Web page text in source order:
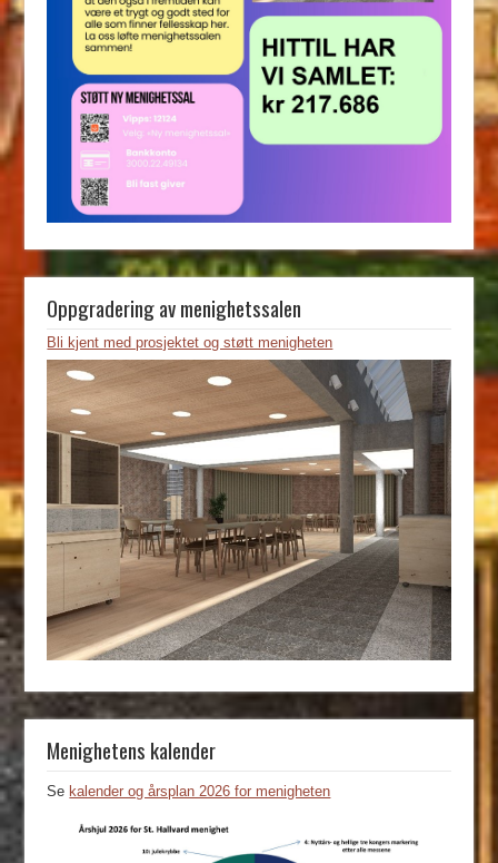
Oppgradering av menighetssalen
Bli kjent med prosjektet og støtt menigheten
Menighetens kalender
Se kalender og årsplan 2026 for menigheten